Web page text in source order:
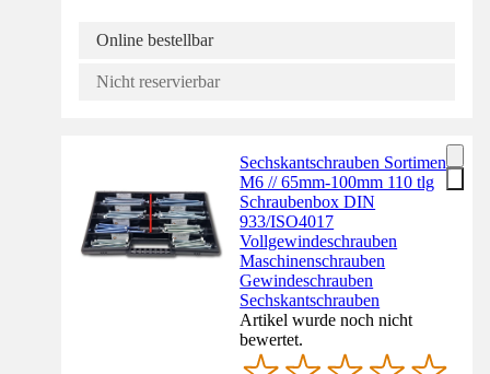
Online bestellbar
Nicht reservierbar
Sechskantschrauben Sortiment
M6 // 65mm-100mm 110 tlg
Schraubenbox DIN
933/ISO4017
Vollgewindeschrauben
Maschinenschrauben
Gewindeschrauben
Sechskantschrauben
Artikel wurde noch nicht
bewertet.